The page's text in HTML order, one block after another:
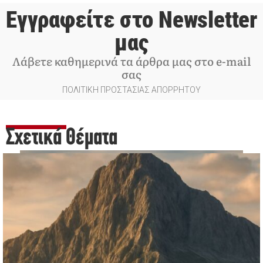
Εγγραφείτε στο Newsletter
μας
Λάβετε καθημερινά τα άρθρα μας στο e-mail
σας
ΠΟΛΙΤΙΚΗ ΠΡΟΣΤΑΣΙΑΣ ΑΠΟΡΡΗΤΟΥ
Σχετικά Θέματα